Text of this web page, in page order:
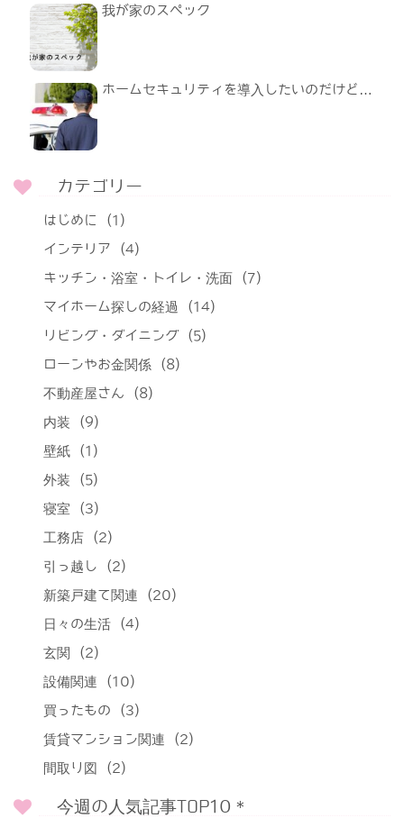
我が家のスペック
ホームセキュリティを導入したいのだけど…
カテゴリー
はじめに
(1)
インテリア
(4)
キッチン・浴室・トイレ・洗面 (7)
マイホーム探しの経過
(14)
リビング・ダイニング (5)
ローンやお金関係 (8)
不動産屋さん (8)
内装 (9)
壁紙 (1)
外装 (5)
寝室 (3)
工務店 (2)
引っ越し (2)
新築戸建て関連 (20)
日々の生活 (4)
玄関
(2)
設備関連 (10)
買ったもの (3)
賃貸マンション関連 (2)
間取り図
(2)
今週の人気記事TOP10＊